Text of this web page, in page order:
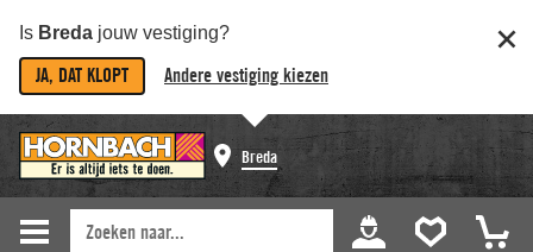
Is Breda jouw vestiging?
JA, DAT KLOPT Andere vestiging kiezen
Breda